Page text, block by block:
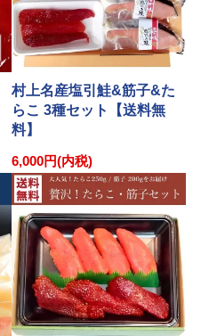
村上名産塩引鮭&筋子&た
らこ 3種セット【送料無
料】
6,000円(内税)